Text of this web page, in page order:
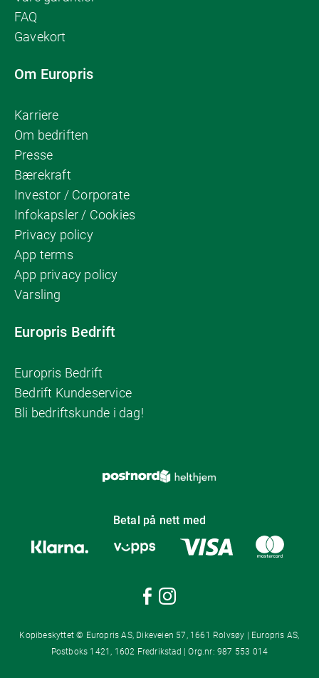
FAQ
Gavekort
Om Europris
Karriere
Om bedriften
Presse
Bærekraft
Investor / Corporate
Infokapsler / Cookies
Privacy policy
App terms
App privacy policy
Varsling
Europris Bedrift
Europris Bedrift
Bedrift Kundeservice
Bli bedriftskunde i dag!
Betal på nett med
Kopibeskyttet © Europris AS, Dikeveien 57, 1661 Rolvsøy | Europris AS,
Postboks 1421, 1602 Fredrikstad | Org.nr: 987 553 014